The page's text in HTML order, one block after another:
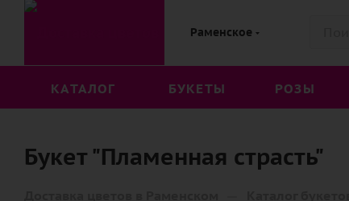
Раменское
КАТАЛОГ БУКЕТЫ РОЗЫ
Букет "Пламенная страсть"